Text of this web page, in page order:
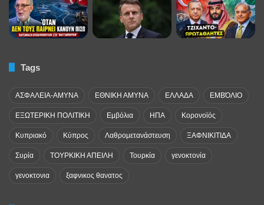
Tags
ΑΣΦΑΛΕΙΑ-ΑΜΥΝΑ ΕΘΝΙΚΗ ΑΜΥΝΑ ΕΛΛΑΔΑ ΕΜΒΌΛΙΟ
ΕΞΩΤΕΡΙΚΗ ΠΟΛΙΤΙΚΗ Εμβόλια ΗΠΑ Κορονοϊός
Κυπριακό Κύπρος Λαθρομετανάστευση ΞΑΦΝΙΚΙΤΙΔΑ
Συρία ΤΟΥΡΚΙΚΗ ΑΠΕΙΛΗ Τουρκία γενοκτονία
γενοκτονια ξαφνικος θανατος